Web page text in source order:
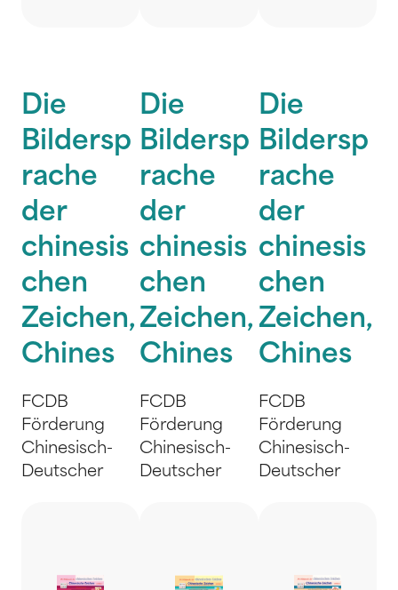
Die
Bildersp
rache
der
chinesis
chen
Zeichen,
Chines
FCDB
Förderung
Chinesisch-
Deutscher
Die
Bildersp
rache
der
chinesis
chen
Zeichen,
Chines
FCDB
Förderung
Chinesisch-
Deutscher
Die
Bildersp
rache
der
chinesis
chen
Zeichen,
Chines
FCDB
Förderung
Chinesisch-
Deutscher